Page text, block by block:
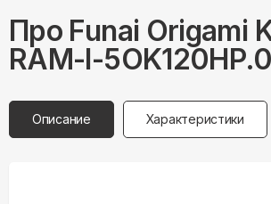
Про Funai Origami
RAM-I-
Описание Характеристики